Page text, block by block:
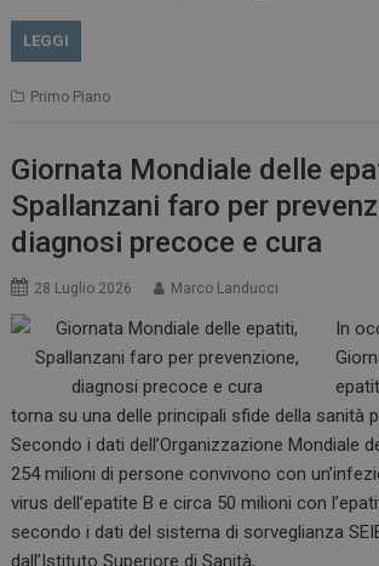
LEGGI
Primo Piano
Giornata Mondiale delle
Spallanzani faro per
diagnosi precoce e cura
28 Luglio 2026 Marco Landucci
In
torna su una delle principali sfide della sanità
Secondo i dati dell’Organizzazione Mondiale
254 milioni di persone convivono con
virus dell’epatite B e circa 50 milioni con
secondo i dati del sistema di sorveglianza
dall’Istituto Superiore di Sanità,…